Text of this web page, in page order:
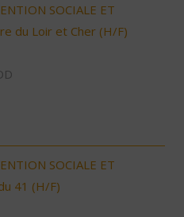
SOCIALE ET
du Loir et Cher (H/F)
SOCIALE ET
41 (H/F)